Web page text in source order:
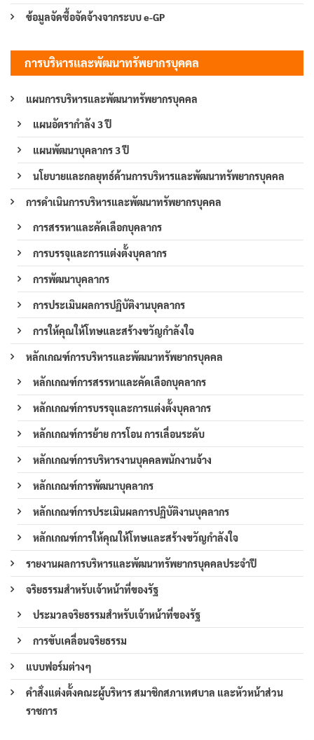
ข้อมูลจัดซื้อจัดจ้างจากระบบ e-GP
การบริหารและพัฒนาทรัพยากรบุคคล
แผนการบริหารและพัฒนาทรัพยากรบุคคล
แผนอัตรากำลัง 3 ปี
แผนพัฒนาบุคลากร 3 ปี
นโยบายและกลยุทธ์ด้านการบริหารและพัฒนาทรัพยากรบุคคล
การดำเนินการบริหารและพัฒนาทรัพยากรบุคคล
การสรรหาและคัดเลือกบุคลากร
การบรรจุและการแต่งตั้งบุคลากร
การพัฒนาบุคลากร
การประเมินผลการปฏิบัติงานบุคลากร
การให้คุณให้โทษและสร้างขวัญกำลังใจ
หลักเกณฑ์การบริหารและพัฒนาทรัพยากรบุคคล
หลักเกณฑ์การสรรหาและคัดเลือกบุคลากร
หลักเกณฑ์การบรรจุและการแต่งตั้งบุคลากร
หลักเกณฑ์การย้าย การโอน การเลื่อนระดับ
หลักเกณฑ์การบริหารงานบุคคลพนักงานจ้าง
หลักเกณฑ์การพัฒนาบุคลากร
หลักเกณฑ์การประเมินผลการปฏิบัติงานบุคลากร
หลักเกณฑ์การให้คุณให้โทษและสร้างขวัญกำลังใจ
รายงานผลการบริหารและพัฒนาทรัพยากรบุคคลประจำปี
จริยธรรมสำหรับเจ้าหน้าที่ของรัฐ
ประมวลจริยธรรมสำหรับเจ้าหน้าที่ของรัฐ
การขับเคลื่อนจริยธรรม
แบบฟอร์มต่างๆ
คำสั่งแต่งตั้งคณะผู้บริหาร สมาชิกสภาเทศบาล และหัวหน้าส่วน
ราชการ